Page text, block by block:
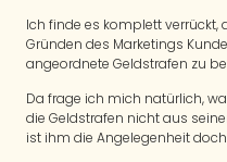
Ich finde es komplett
Gründen des Marketings
angeordnete Geldstrafen zu
Da frage ich mich natürlich,
die Geldstrafen nicht aus
ist ihm die Angelegenheit